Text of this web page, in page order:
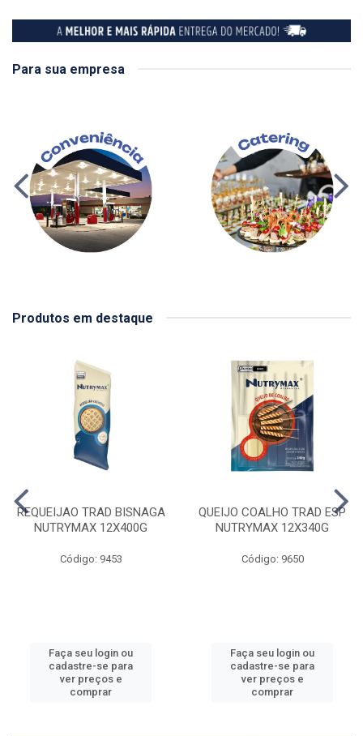
Para sua empresa
Produtos em destaque
REQUEIJAO TRAD BISNAGA
NUTRYMAX 12X400G
Código: 9453
Faça seu login ou
cadastre-se para
ver preços e
comprar
QUEIJO COALHO TRAD ESP
NUTRYMAX 12X340G
Código: 9650
Faça seu login ou
cadastre-se para
ver preços e
comprar